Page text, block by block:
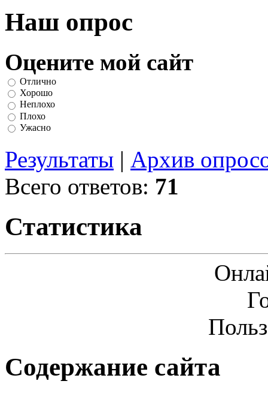
Наш опрос
Оцените мой сайт
Отлично
Хорошо
Неплохо
Плохо
Ужасно
Результаты | Архив
Всего ответов: 71
Статистика
Содержание сайта